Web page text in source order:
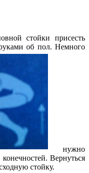
стойки присесть
об пол. Немного
нужно
Вернуться
стойку.